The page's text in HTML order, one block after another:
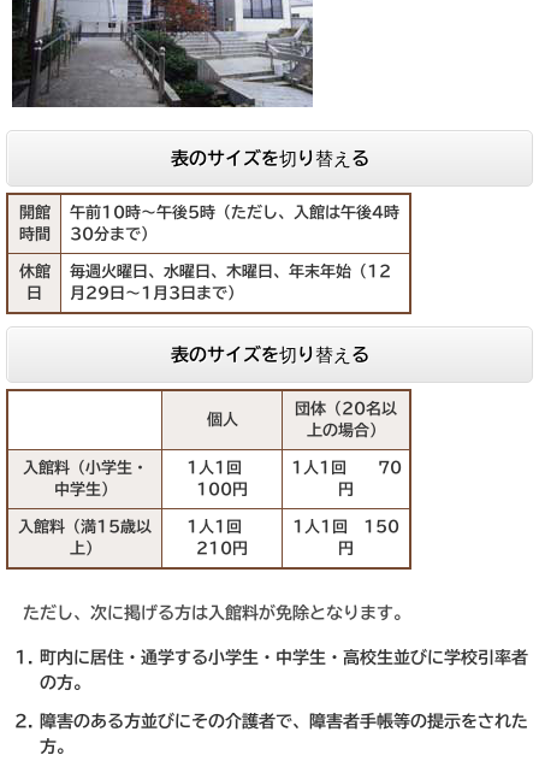
表のサイズを切り替える
開館
時間
午前10時～午後5時（ただし、入館は午後4時
30分まで）
休館
日
毎週火曜日、水曜日、木曜日、年末年始（12
月29日～1月3日まで）
表のサイズを切り替える
個人
団体（20名以
上の場合）
入館料（小学生・
中学生）
1人1回
100円
1人1回 70
円
入館料（満15歳以
上）
1人1回
210円
1人1回 150
円
ただし、次に掲げる方は入館料が免除となります。
町内に居住・通学する小学生・中学生・高校生並びに学校引率者
の方。
障害のある方並びにその介護者で、障害者手帳等の提示をされた
方。